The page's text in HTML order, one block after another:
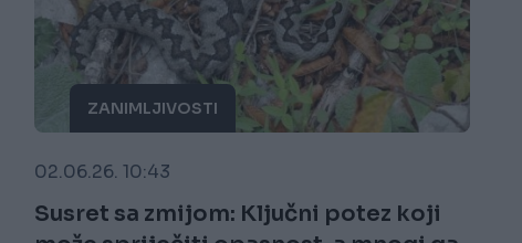
ZANIMLJIVOSTI
02.06.26. 10:43
Susret sa zmijom: Ključni potez koji